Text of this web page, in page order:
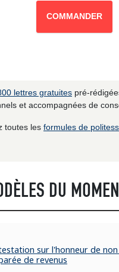
COMMANDER
lettres gratuites pré-
et accompagnées de
toutes les formules de
DU
sur l'honneur de
de revenus